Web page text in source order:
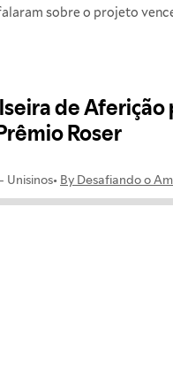
sobre o projeto